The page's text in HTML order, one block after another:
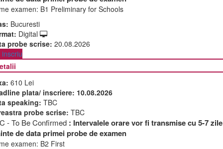
examen: B1 Preliminary for Schools
Bucuresti
Digital
probe scrise: 20.08.2026
610 Lei
plata/ inscriere: 10.08.2026
speaking: TBC
probe scrise: TBC
- To Be Confirmed : Intervalele orare vor fi transmise cu 5-7 zile
de data primei probe de examen
examen: B2 First